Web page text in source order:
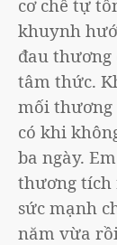
cơ chế tự
khuynh
đau thương
tâm thức.
mối thương
có khi
ba ngày.
thương tích
sức mạnh
năm vừa